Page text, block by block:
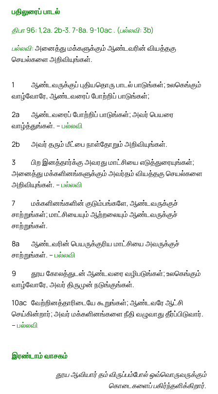
பதிலுரைப் பாடல்
திபா 96: 1,2a. 2b-3. 7-8a. 9-10ac . (பல்லவி: 3b)
பல்லவி: அனைத்து மக்களுக்கும் ஆண்டவரின் வியத்தகு
செயல்களை அறிவியுங்கள்.
1
ஆண்டவருக்குப் புதியதொரு பாடல் பாடுங்கள்; உலகெங்கும்
வாழ்வோரே, ஆண்டவரைப் போற்றிப் பாடுங்கள்;
2a
ஆண்டவரைப் போற்றிப் பாடுங்கள்; அவர் பெயரை
வாழ்த்துங்கள். – பல்லவி
2b
அவர் தரும் மீட்பை நாள்தோறும் அறிவியுங்கள்.
3
பிற இனத்தார்க்கு அவரது மாட்சியை எடுத்துரையுங்கள்;
அனைத்து மக்களினங்களுக்கும் அவர்தம் வியத்தகு செயல்களை
அறிவியுங்கள். – பல்லவி
7
மக்களினங்களின் குடும்பங்களே, ஆண்டவருக்குச்
சாற்றுங்கள்; மாட்சியையும் ஆற்றலையும் ஆண்டவருக்குச்
சாற்றுங்கள்.
8a
ஆண்டவரின் பெயருக்குரிய மாட்சியை அவருக்குச்
சாற்றுங்கள். – பல்லவி
9
தூய கோலத்துடன் ஆண்டவரை வழிபடுங்கள்; உலகெங்கும்
வாழ்வோரே, அவர் திருமுன் நடுங்குங்கள்.
10ac வேற்றினத்தாரிடையே கூறுங்கள்; ஆண்டவரே ஆட்சி
செய்கின்றார்; அவர் மக்களினங்களை நீதி வழுவாது தீர்ப்பிடுவார்.
– பல்லவி
இரண்டாம் வாசகம்
தூய ஆவியார் தம் விருப்பம்போல் ஒவ்வொருவருக்கும்
கொடைகளைப் பகிர்ந்தளிக்கிறார்.